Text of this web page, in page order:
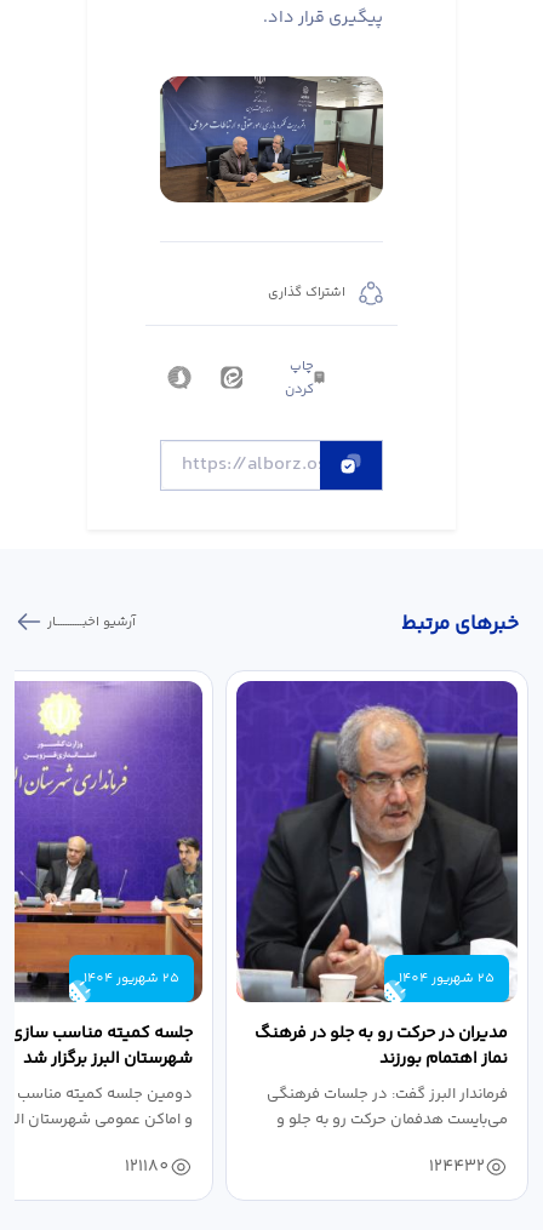
پیگیری قرار داد.
اشتراک گذاری
چاپ
کردن
خبر‌های مرتبط آرشیو اخبـــــــــــار
25 شهریور 1404
مدیران در حرکت رو به جلو در فرهنگ
نماز اهتمام بورزند
فرماندار البرز گفت: در جلسات فرهنگی
می‌بایست هدفمان حرکت رو به جلو و
124432
25 شهریور 1404
جلسه کمیته مناسب سازی
شهرستان البرز برگزار شد
دومین جلسه کمیته مناسب
و اماکن عمومی شهرستان
121180